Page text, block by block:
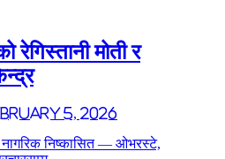
मोती र
5, 2026